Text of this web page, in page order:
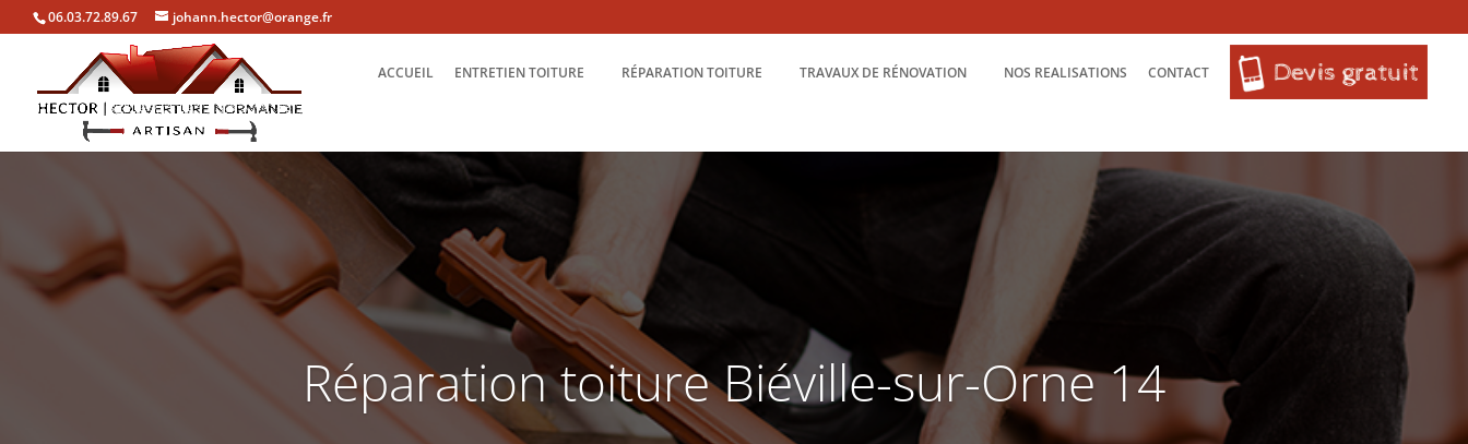
06.03.72.89.67 johann.hector@orange.fr
ACCUEIL ENTRETIEN TOITURE RÉPARATION TOITURE TRAVAUX DE RÉNOVATION NOS REALISATIONS CONTACT
Réparation toiture Biéville-sur-Orne 14